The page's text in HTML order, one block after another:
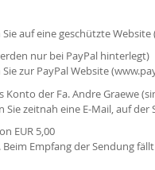
auf eine geschützte
nur bei PayPal hinterlegt)
zur PayPal Website
der Fa. Andre Graewe
zeitnah eine E-Mail, auf
EUR 5,00
Empfang der Sendung